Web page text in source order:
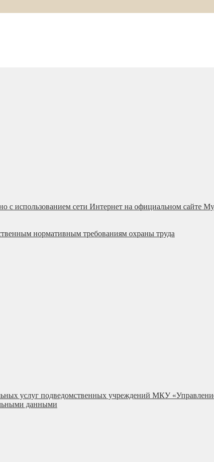
с использованием сети Интернет на официальном сайте
нормативным требованиям охраны труда
услуг подведомственных учреждений МКУ
данными